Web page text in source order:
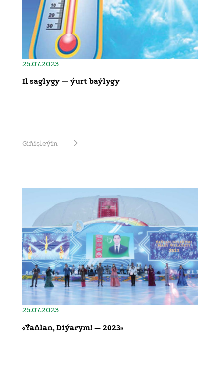
25.07.2023
Il saglygy — ýurt baýlygy
Giňişleýin
25.07.2023
«Ýaňlan, Diýarym! — 2023»